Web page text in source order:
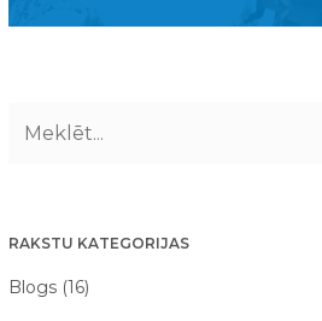
RAKSTU KATEGORIJAS
Blogs (16)